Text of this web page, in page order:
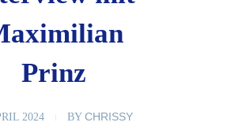
Prinz
2024 BY CHRISSY